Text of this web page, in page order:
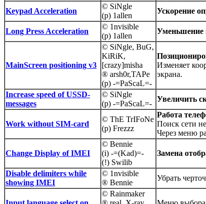
Keypad Acceleration
© SiNgle
(p) 1allen
Ускорение
Long Press Acceleration
© 1nvisible
(p) 1allen
Уменьшение
MainScreen positioning v3
© SiNgle, BuG,
KiRiK,
[crazy]misha
® arsh0r,TAPe
(p) -=PaScaL=-
Изменяет
экрана.
Increase speed of USSD-
messages
© SiNgle
(p) -=PaScaL=-
Увеличить
Work without SIM-card
© ThE TrIFoNe
(p) Frezzz
Работа
Поиск сети
Через меню
Change Display of IMEI
© Bennie
(i) -=(Kad)=-
(!) Swilib
Замена
Disable delimiters while
showing IMEI
© 1nvisible
® Bennie
Убрать
© Rainmaker